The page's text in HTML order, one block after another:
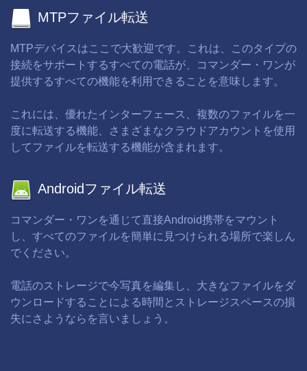
MTPファイル転送
MTPデバイスはここで大歓迎です。これは、このタイプの
接続をサポートするすべての電話が、コマンダー・ワンが
提供するすべての機能を利用できることを意味します。
これには、優れたインターフェース、複数のファイルを一
度に転送する機能、さまざまなクラウドアカウントを使用
してファイルを転送する機能が含まれます。
Androidファイル転送
コマンダー・ワンを通じて直接Android携帯をマウント
し、すべてのファイルを簡単に見つけられる場所で楽しん
でください。
電話のストレージで今写真を編集し、大きなファイルをダ
ウンロードすることによる時間とストレージスペースの損
失にさようならを言いましょう。